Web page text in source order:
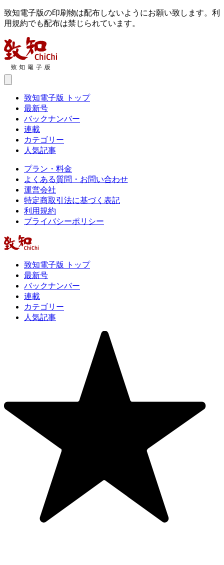
致知電子版の印刷物は配布しないようにお願い致します。利
用規約でも配布は禁じられています。
致知電子版 トップ
最新号
バックナンバー
連載
カテゴリー
人気記事
プラン・料金
よくある質問・お問い合わせ
運営会社
特定商取引法に基づく表記
利用規約
プライバシーポリシー
致知電子版 トップ
最新号
バックナンバー
連載
カテゴリー
人気記事